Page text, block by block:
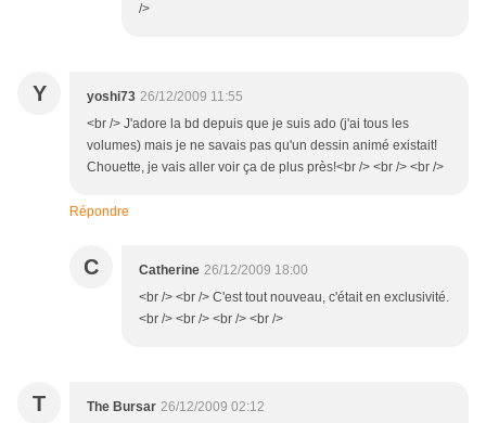
/>
Y yoshi73 26/12/2009 11:55
<br /> J'adore la bd depuis que je suis ado (j'ai tous les
volumes) mais je ne savais pas qu'un dessin animé existait!
Chouette, je vais aller voir ça de plus près!<br /> <br /> <br />
Répondre
C Catherine 26/12/2009 18:00
<br /> <br /> C'est tout nouveau, c'était en exclusivité.
<br /> <br /> <br /> <br />
T The Bursar 26/12/2009 02:12